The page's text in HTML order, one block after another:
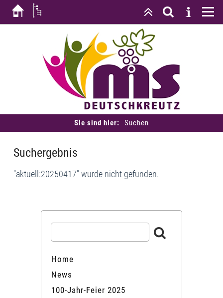
Sie sind hier: Suchen
Suchergebnis
"aktuell:20250417" wurde nicht gefunden.
Home
News
100-Jahr-Feier 2025